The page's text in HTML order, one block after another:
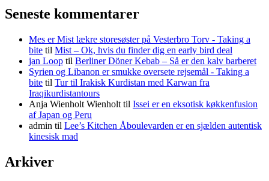
Seneste kommentarer
Mes er Mist lækre storesøster på Vesterbro Torv - Taking a
bite til Mist – Ok, hvis du finder dig en early bird deal
jan Loop til Berliner Döner Kebab – Så er den kalv barberet
Syrien og Libanon er smukke oversete rejsemål - Taking a
bite til Tur til Irakisk Kurdistan med Karwan fra
Iraqikurdistantours
Anja Wienholt Wienholt til Issei er en eksotisk køkkenfusion
af Japan og Peru
admin til Lee’s Kitchen Åboulevarden er en sjælden autentisk
kinesisk mad
Arkiver